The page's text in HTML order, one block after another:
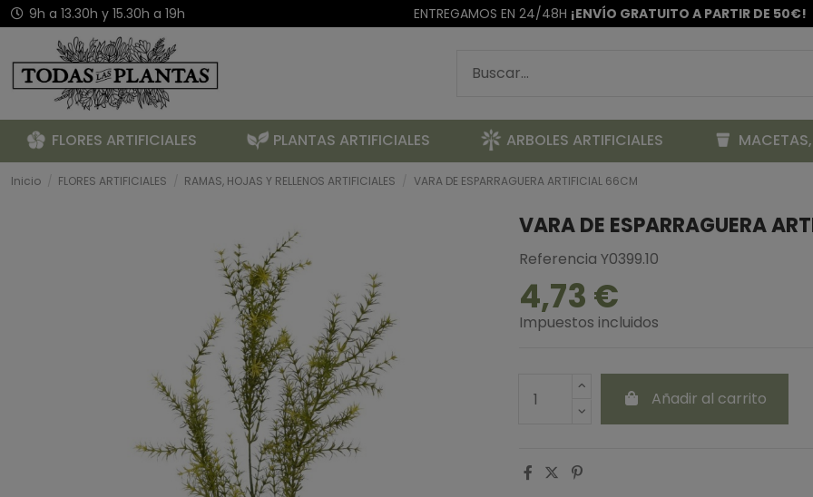
9h a 13.30h y 15.30h a 19h ENTREGAMOS EN 24/48H ¡ENVÍO GRATUITO A PARTIR DE 50€!
FLORES ARTIFICIALES PLANTAS ARTIFICIALES ARBOLES ARTIFICIALES
Inicio FLORES ARTIFICIALES RAMAS, HOJAS Y RELLENOS ARTIFICIALES VARA DE ESPARRAGUERA ARTIFICIAL 66CM
VARA DE ESPARRAGUERA
Referencia Y0399.10
4,73 €
Impuestos incluidos
Añadir al carrito